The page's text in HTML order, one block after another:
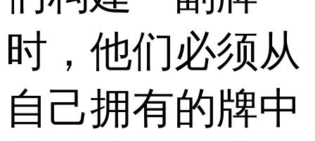
时，他们必须从
自己拥有的牌中